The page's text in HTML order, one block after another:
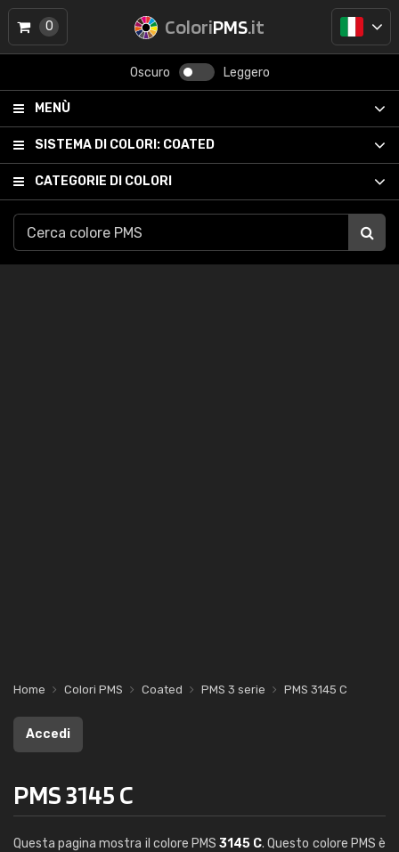
ColoriPMS.it
Oscuro Leggero
MENÙ
SISTEMA DI COLORI: COATED
CATEGORIE DI COLORI
0
Home Colori PMS Coated PMS 3 serie PMS 3145 C
Accedi
PMS 3145 C
Questa pagina mostra il colore PMS3145 C. Questo colore PMS è